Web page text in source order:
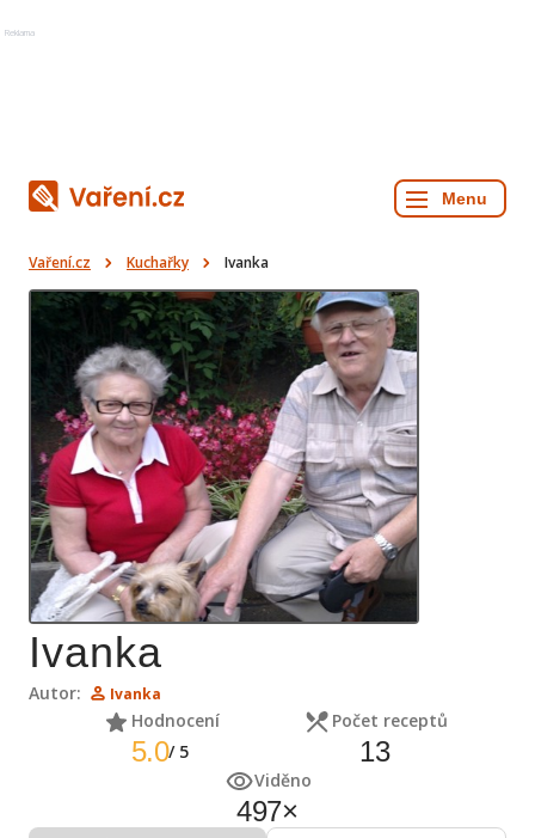
Reklama
Vaření.cz Kuchařky Ivanka
Ivanka
Autor: Ivanka
Hodnocení
5.0/ 5
Počet receptů
13
Viděno
497×